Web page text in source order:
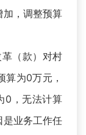
加，调整预算
（款）对村
算为0万元，
0，无法计算
是业务工作任